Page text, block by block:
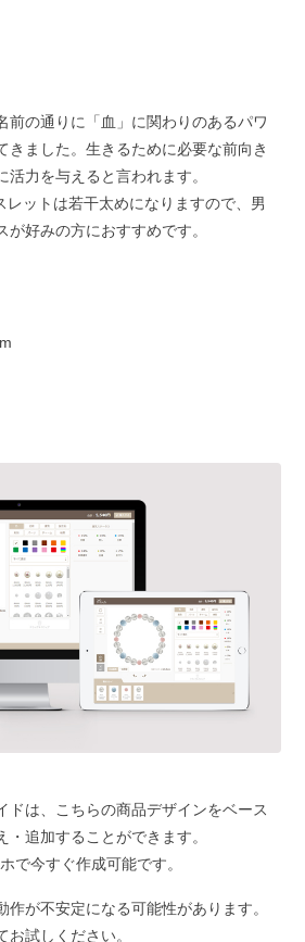
前の通りに「血」に関わりのあるパワ
きました。生きるために必要な前向き
活力を与えると言われます。
レットは若干太めになりますので、男
好みの方におすすめです。
ドは、こちらの商品デザインをベース
・追加することができます。
で今すぐ作成可能です。
が不安定になる可能性があります。
お試しください。